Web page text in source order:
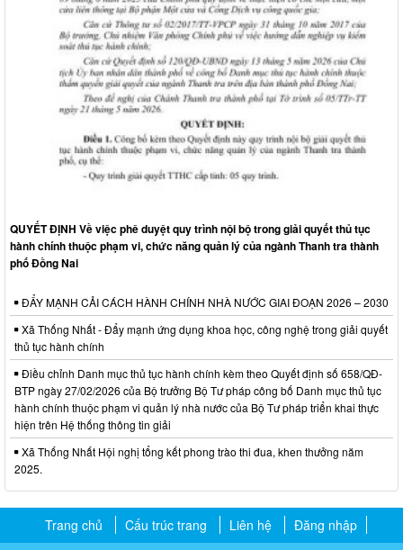
QUYẾT ĐỊNH Về việc phê duyệt quy trình nội bộ trong giải quyết thủ tục
hành chính thuộc phạm vi, chức năng quản lý của ngành Thanh tra thành
phố Đồng Nai
ĐẨY MẠNH CẢI CÁCH HÀNH CHÍNH NHÀ NƯỚC GIAI ĐOẠN 2026 – 2030
Xã Thống Nhất - Đẩy mạnh ứng dụng khoa học, công nghệ trong giải quyết
thủ tục hành chính
Điều chỉnh Danh mục thủ tục hành chính kèm theo Quyết định số 658/QĐ-
BTP ngày 27/02/2026 của Bộ trưởng Bộ Tư pháp công bố Danh mục thủ tục
hành chính thuộc phạm vi quản lý nhà nước của Bộ Tư pháp triển khai thực
hiện trên Hệ thống thông tin giải
Xã Thống Nhất Hội nghị tổng kết phong trào thi đua, khen thưởng năm
2025.
Trang chủ Cấu trúc trang Liên hệ Đăng nhập